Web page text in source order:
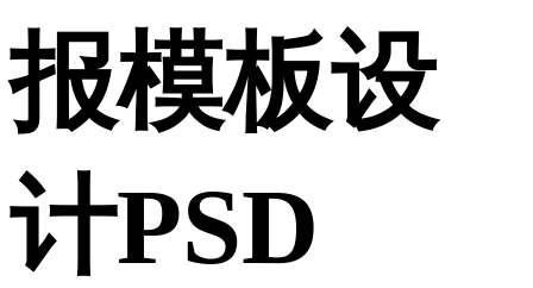
报模板设
计PSD